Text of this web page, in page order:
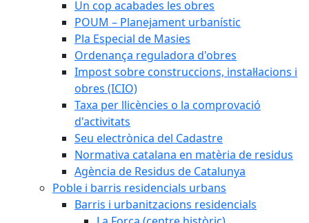
Un cop acabades les obres
POUM – Planejament urbanístic
Pla Especial de Masies
Ordenança reguladora d'obres
Impost sobre construccions, instal·lacions i
obres (ICIO)
Taxa per llicències o la comprovació
d'activitats
Seu electrònica del Cadastre
Normativa catalana en matèria de residus
Agència de Residus de Catalunya
Poble i barris residencials urbans
Barris i urbanitzacions residencials